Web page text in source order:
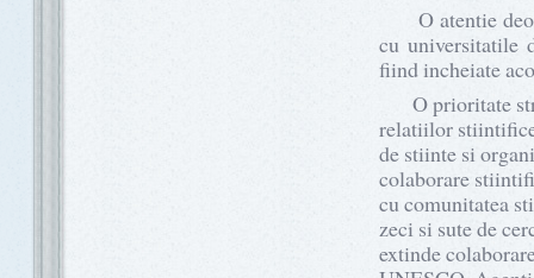
O atentie
cu universitatile
fiind incheiate
O prioritate
relatiilor
de stiinte si
colaborare
cu comunitatea
zeci si sute de
extinde